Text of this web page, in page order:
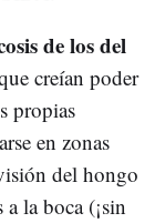
de los del
creían poder
propias
en zonas
del hongo
la boca (¡sin